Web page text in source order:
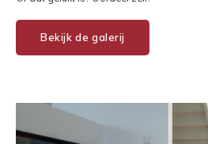
Bekijk de galerij